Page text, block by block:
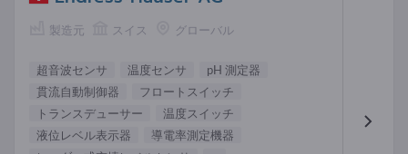
製造元 スイス グローバル
超音波センサ 温度センサ
pH 測定器
貫流自動制御器
フロートスイッチ
トランスデューサー
温度スイッチ
液位レベル表示器
導電率測定機器